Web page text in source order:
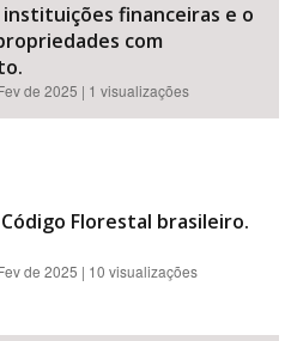
instituições financeiras e o
com
de 2025 | 1 visualizações
Florestal brasileiro.
de 2025 | 10 visualizações